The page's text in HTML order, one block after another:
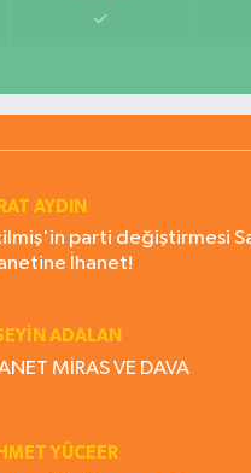
AYDIN
parti değiştirmesi
İhanet!
ADALAN
MİRAS VE DAVA
YÜCEER